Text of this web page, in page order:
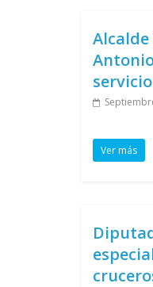
Alcalde
Ver más